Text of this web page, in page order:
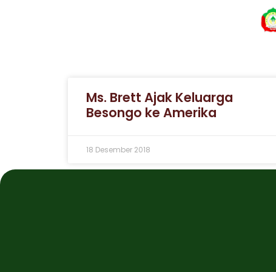
Ms. Brett Ajak Keluarga
Besongo ke Amerika
18 Desember 2018